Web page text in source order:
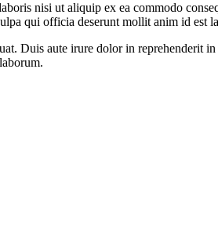
nisi ut aliquip ex ea commodo
qui officia deserunt mollit anim id est
Duis aute irure dolor in reprehenderit